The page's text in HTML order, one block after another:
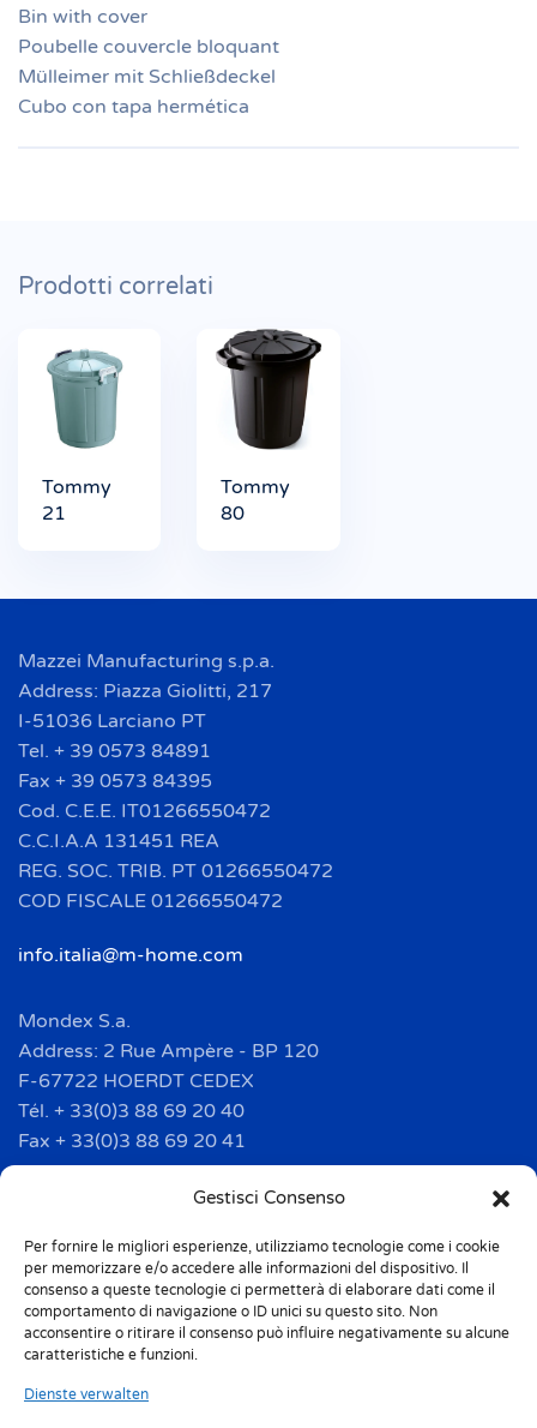
Gestisci Consenso
Per fornire le migliori esperienze, utilizziamo tecnologie come i cookie
per memorizzare e/o accedere alle informazioni del dispositivo. Il
consenso a queste tecnologie ci permetterà di elaborare dati come il
comportamento di navigazione o ID unici su questo sito. Non
acconsentire o ritirare il consenso può influire negativamente su alcune
caratteristiche e funzioni.
Dienste verwalten
Bin with cover
Poubelle couvercle bloquant
Mülleimer mit Schließdeckel
Cubo con tapa hermética
Prodotti correlati
Tommy
21
Tommy
80
Mazzei Manufacturing s.p.a.
Address: Piazza Giolitti, 217
I-51036 Larciano PT
Tel. + 39 0573 84891
Fax + 39 0573 84395
Cod. C.E.E. IT01266550472
C.C.I.A.A 131451 REA
REG. SOC. TRIB. PT 01266550472
COD FISCALE 01266550472
info.italia@m-home.com
Mondex S.a.
Address: 2 Rue Ampère - BP 120
F-67722 HOERDT CEDEX
Tél. + 33(0)3 88 69 20 40
Fax + 33(0)3 88 69 20 41
info.france@m-home.com
Mondex Menaje España S.a.
Address: Ctra de Girona, km. 101.5
E-17160 Angles (Girona)
Tel. + 34 9 72 42 32 50